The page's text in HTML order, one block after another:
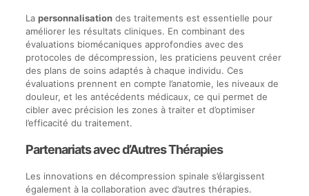
La personnalisationdes traitements est essentielle pour
améliorer les résultats cliniques. En combinant des
évaluations biomécaniques approfondies avec des
protocoles de décompression, les praticiens peuvent créer
des plans de soins adaptés à chaque individu. Ces
évaluations prennent en compte l’anatomie, les niveaux de
douleur, et les antécédents médicaux, ce qui permet de
cibler avec précision les zones à traiter et d’optimiser
l’efficacité du traitement.
Partenariats avec d’Autres Thérapies
Les innovations en décompression spinale s’élargissent
également à la collaboration avec d’autres thérapies.